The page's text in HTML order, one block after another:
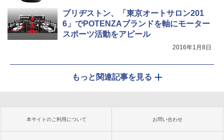
ブリヂストン、「東京オートサロン201
6」でPOTENZAブランドを軸にモーター
スポーツ活動をアピール
2016年1月8日
もっと関連記事を見る
本サイトのご利用について お問い合わせ